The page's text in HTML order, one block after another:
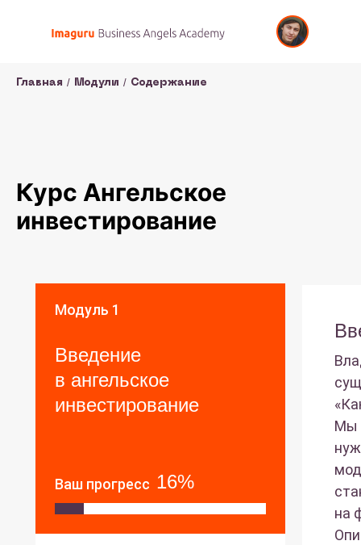
Главная / Модули / Содержание
Курс Ангельское
инвестирование
Введение
в ангельское
инвестирование
Модуль 1
Ваш прогресс 16%
Мы
на